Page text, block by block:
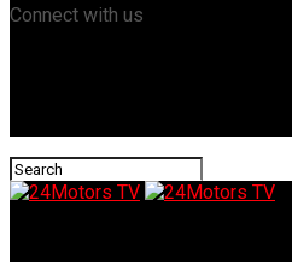
Connect with us